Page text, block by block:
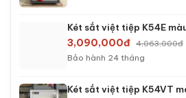
Két sắt việt tiệp K54E
3,090,000đ 4,063,000đ
Bảo hành 24 tháng
Két sắt việt tiệp K54VT